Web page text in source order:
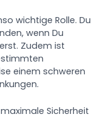
wichtige Rolle. Du
wenn Du
Zudem ist
einem schweren
Sicherheit